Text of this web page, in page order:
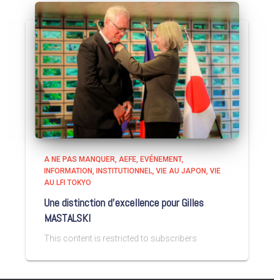
A NE PAS MANQUER AEFE EVÉNEMENT
INFORMATION
INSTITUTIONNEL VIE AU JAPON VIE
AU LFI TOKYO
Une distinction d’excellence pour Gilles
MASTALSKI
This content is restricted to subscribers